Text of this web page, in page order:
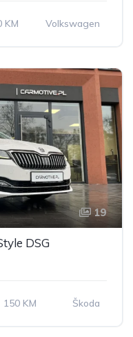
KM Volkswagen
19
DSG
150 KM Škoda